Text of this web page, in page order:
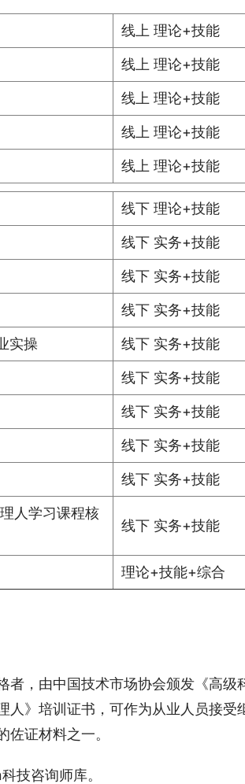
线上 理论+技能
线上 理论+技能
线上 理论+技能
线上 理论+技能
线上 理论+技能
线下 理论+技能
线下 实务+技能
线下 实务+技能
线下 实务+技能
实操 线下 实务+技能
线下 实务+技能
线下 实务+技能
线下 实务+技能
线下 实务+技能
人学习课程核
线下 实务+技能
理论+技能+综合
者，由中国技术市场协会颁发《高级
人》培训证书，可作为从业人员接受
证材料之一。
技咨询师库。